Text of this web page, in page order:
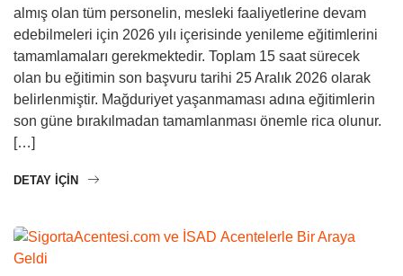
almış olan tüm personelin, mesleki faaliyetlerine devam
edebilmeleri için 2026 yılı içerisinde yenileme eğitimlerini
tamamlamaları gerekmektedir. Toplam 15 saat sürecek
olan bu eğitimin son başvuru tarihi 25 Aralık 2026 olarak
belirlenmiştir. Mağduriyet yaşanmaması adına eğitimlerin
son güne bırakılmadan tamamlanması önemle rica olunur.
[…]
DETAY IÇIN